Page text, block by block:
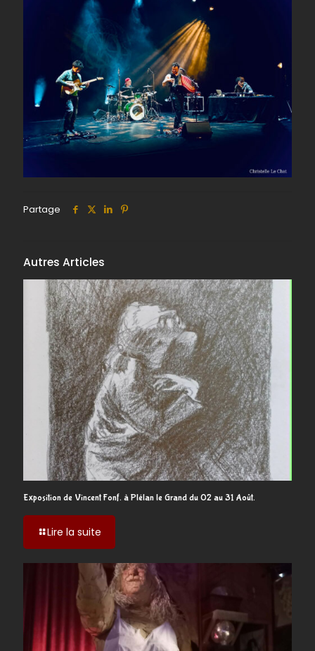
Partage
Autres Articles
Exposition de Vincent Fonf. à Plélan le Grand du 02 au 31 Août.
Lire la suite
Exposition
Vincent
Fonf.
à
Plélan
Grand
du
02